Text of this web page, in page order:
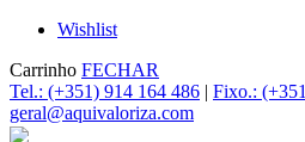
Wishlist
Carrinho FECHAR
Tel.: (+351) 914 164 486 | Fixo.:
geral@aquivaloriza.com